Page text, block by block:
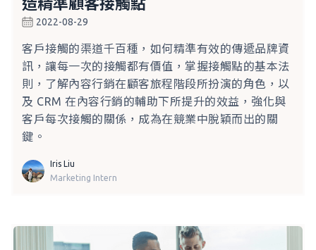
2022-08-29
客戶接觸的渠道千百種，如何精準有效的傳遞品牌資
訊，讓每一次的接觸都有價值，掌握接觸點的基本法
則，了解內容行銷在顧客旅程階段所扮演的角色，以
及 CRM 在內容行銷的輔助下所提升的效益，強化與
客戶每次接觸的關係，成為在競業中脫穎而出的關
鍵。
Iris Liu
Marketing Intern